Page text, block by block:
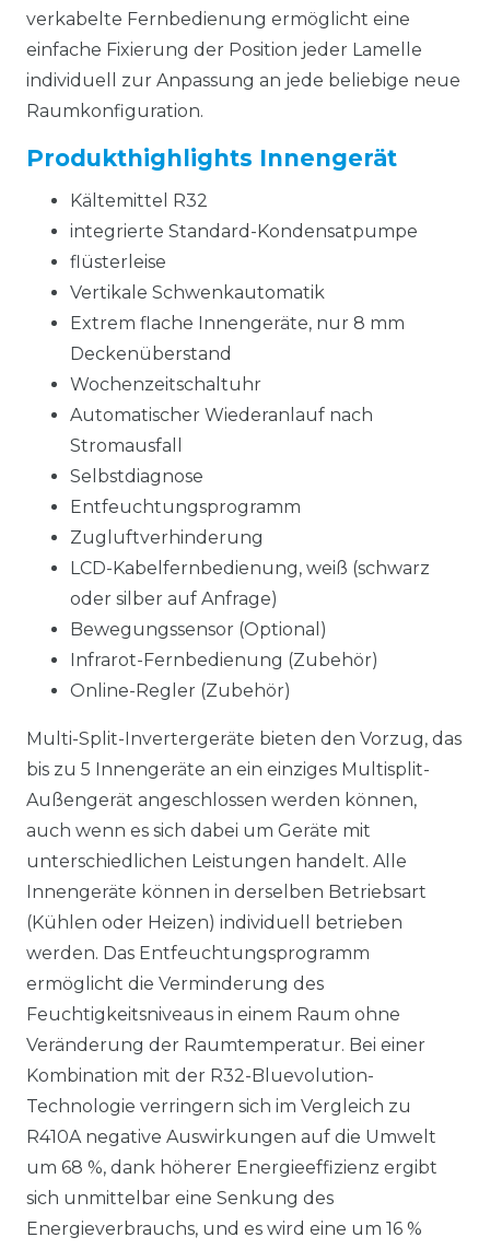
verkabelte Fernbedienung ermöglicht eine
einfache Fixierung der Position jeder Lamelle
individuell zur Anpassung an jede beliebige neue
Raumkonfiguration.
Produkthighlights Innengerät
Kältemittel R32
integrierte Standard-Kondensatpumpe
flüsterleise
Vertikale Schwenkautomatik
Extrem flache Innengeräte, nur 8 mm
Deckenüberstand
Wochenzeitschaltuhr
Automatischer Wiederanlauf nach
Stromausfall
Selbstdiagnose
Entfeuchtungsprogramm
Zugluftverhinderung
LCD-Kabelfernbedienung, weiß (schwarz
oder silber auf Anfrage)
Bewegungssensor (Optional)
Infrarot-Fernbedienung (Zubehör)
Online-Regler (Zubehör)
Multi-Split-Invertergeräte bieten den Vorzug, das
bis zu 5 Innengeräte an ein einziges Multisplit-
Außengerät angeschlossen werden können,
auch wenn es sich dabei um Geräte mit
unterschiedlichen Leistungen handelt. Alle
Innengeräte können in derselben Betriebsart
(Kühlen oder Heizen) individuell betrieben
werden. Das Entfeuchtungsprogramm
ermöglicht die Verminderung des
Feuchtigkeitsniveaus in einem Raum ohne
Veränderung der Raumtemperatur. Bei einer
Kombination mit der R32-Bluevolution-
Technologie verringern sich im Vergleich zu
R410A negative Auswirkungen auf die Umwelt
um 68 %, dank höherer Energieeffizienz ergibt
sich unmittelbar eine Senkung des
Energieverbrauchs, und es wird eine um 16 %